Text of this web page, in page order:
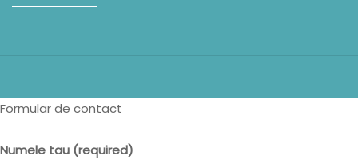
Formular de contact
Numele tau (required)